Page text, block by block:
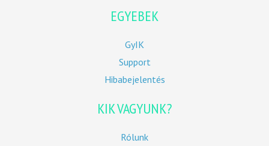
EGYEBEK
GyIK
Support
Hibabejelentés
KIK VAGYUNK?
Rólunk